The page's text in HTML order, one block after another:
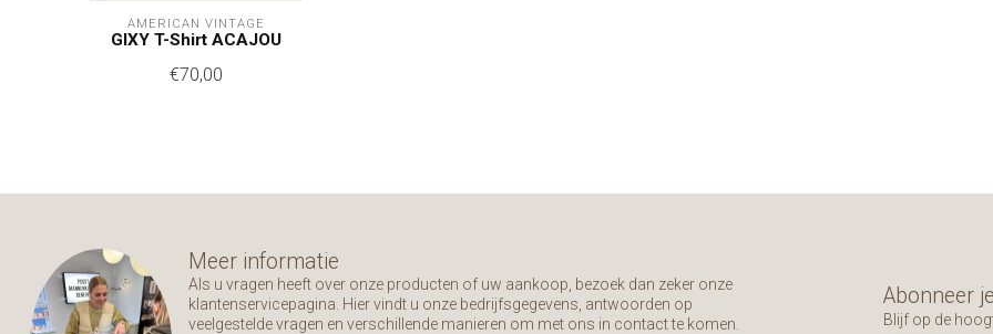
AMERICAN VINTAGE
GIXY T-Shirt ACAJOU
€70,00
Meer informatie
Als u vragen heeft over onze producten of uw aankoop, bezoek dan zeker onze
klantenservicepagina. Hier vindt u onze bedrijfsgegevens, antwoorden op
veelgestelde vragen en verschillende manieren om met ons in contact te komen.
Abonneer
Blijf op de